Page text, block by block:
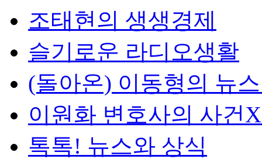
조태현의 생생경제
슬기로운 라디오생활
(돌아온) 이동형의 뉴
이원화 변호사의 사건
톡톡! 뉴스와 상식